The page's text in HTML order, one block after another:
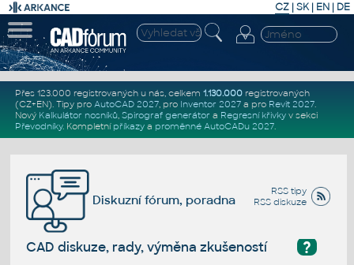
CZ | SK| EN | DE
Přes 123.000 registrovaných u nás, celkem 1.130.000registrovaných
(CZ+EN). Tipy pro AutoCAD 2027, pro Inventor 2027a pro Revit 2027.
Nový Kalkulátor nosníků, Spirograf generátor a Regresní křivkyv sekci
Převodníky. Kompletní příkazya proměnné AutoCADu 2027.
RSS tipy
RSS diskuze
Diskuzní fórum, poradna
?
CAD diskuze, rady, výměna zkušeností